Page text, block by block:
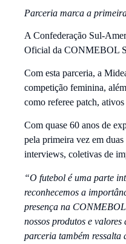
Parceria marca a
A Confederação Sul-
Oficial da CONMEBOL
Com esta parceria, a
competição feminina,
como referee patch,
Com quase 60 anos de
pela primeira vez em
interviews, coletivas de
“O futebol é uma parte
reconhecemos a
presença na
nossos produtos e
parceria também